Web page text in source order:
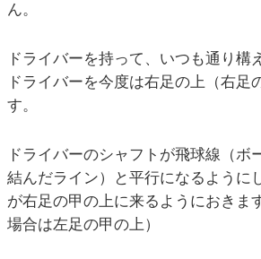
ん。
ドライバーを持って、いつも通り構
ドライバーを今度は右足の上（右足
す。
ドライバーのシャフトが飛球線（ボ
結んだライン）と平行になるように
が右足の甲の上に来るようにおきま
場合は左足の甲の上）